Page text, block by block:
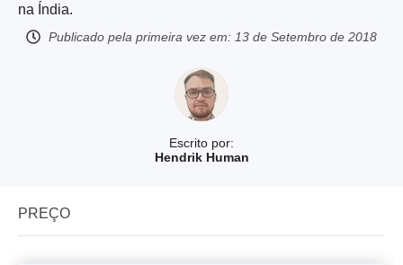
Escrito por:
Hendrik Human
na Índia.
Publicado pela primeira vez em: 13 de Setembro de 2018
PREÇO